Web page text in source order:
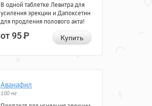
В одной таблетке Левитра для
усиления эрекции и Дапоксетин
для продления полового акта!
от 95Р Купить
Аванафил
100 мг